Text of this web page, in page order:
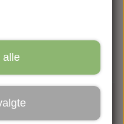
Tilda Translucent
alle